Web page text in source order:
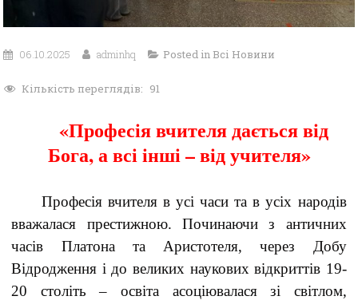
06.10.2025 adminhq Posted in Всі Новини
Кількість переглядів: 91
«Професія вчителя дається від
Бога, а всі інші – від учителя»
Професія вчителя в усі часи та в усіх народів
вважалася престижною. Починаючи з античних
часів Платона та Аристотеля, через Добу
Відродження і до великих наукових відкриттів 19-
20 століть – освіта асоціювалася зі світлом,